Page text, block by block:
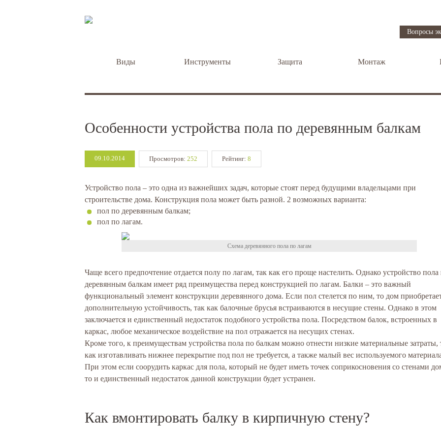
Вопросы
Виды Инструменты Защита Монтаж
Особенности устройства пола по деревянным балкам
09.10.2014 Просмотров: 252 Рейтинг: 8
Устройство пола – это одна из важнейших задач, которые стоят перед будущими владельцами при
строительстве дома. Конструкция пола может быть разной. 2 возможных варианта:
пол по деревянным балкам;
пол по лагам.
Схема деревянного пола по лагам
Чаще всего предпочтение отдается полу по лагам, так как его проще настелить. Однако устройство пола
деревянным балкам имеет ряд преимущества перед конструкцией по лагам. Балки – это важный
функциональный элемент конструкции деревянного дома. Если пол стелется по ним, то дом
дополнительную устойчивость, так как балочные брусья встраиваются в несущие стены. Однако в этом
заключается и единственный недостаток подобного устройства пола. Посредством балок, встроенных в
каркас, любое механическое воздействие на пол отражается на несущих стенах.
Кроме того, к преимуществам устройства пола по балкам можно отнести низкие материальные затраты,
как изготавливать нижнее перекрытие под пол не требуется, а также малый вес используемого
При этом если соорудить каркас для пола, который не будет иметь точек соприкосновения со стенами
то и единственный недостаток данной конструкции будет устранен.
Как вмонтировать балку в кирпичную стену?